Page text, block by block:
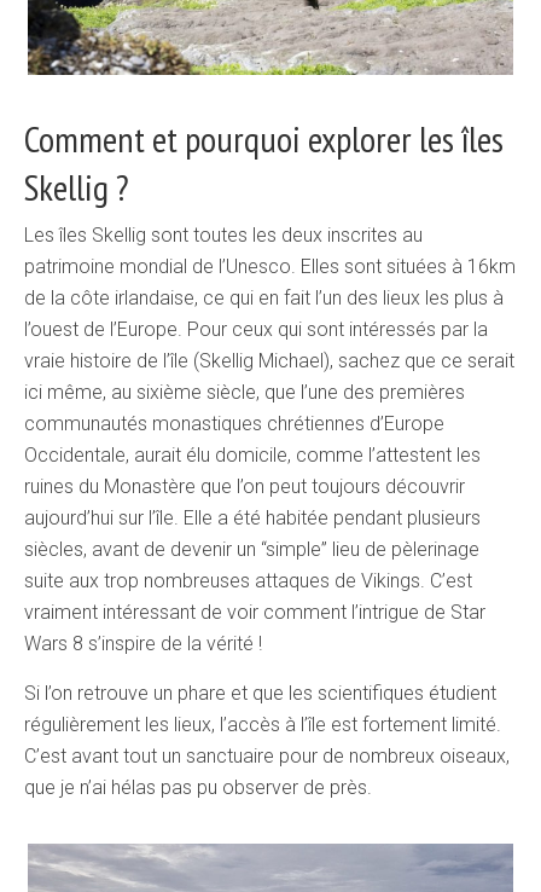
Comment et pourquoi explorer les îles
Skellig ?
Les îles Skellig sont toutes les deux inscrites au
patrimoine mondial de l’Unesco. Elles sont situées à 16km
de la côte irlandaise, ce qui en fait l’un des lieux les plus à
l’ouest de l’Europe. Pour ceux qui sont intéressés par la
vraie histoire de l’île (Skellig Michael), sachez que ce serait
ici même, au sixième siècle, que l’une des premières
communautés monastiques chrétiennes d’Europe
Occidentale, aurait élu domicile, comme l’attestent les
ruines du Monastère que l’on peut toujours découvrir
aujourd’hui sur l’île. Elle a été habitée pendant plusieurs
siècles, avant de devenir un “simple” lieu de pèlerinage
suite aux trop nombreuses attaques de Vikings. C’est
vraiment intéressant de voir comment l’intrigue de Star
Wars 8 s’inspire de la vérité !
Si l’on retrouve un phare et que les scientifiques étudient
régulièrement les lieux, l’accès à l’île est fortement limité.
C’est avant tout un sanctuaire pour de nombreux oiseaux,
que je n’ai hélas pas pu observer de près.